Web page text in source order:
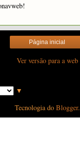
Página inicial
Ver versão para a web
▼
Tecnologia do Blogger.